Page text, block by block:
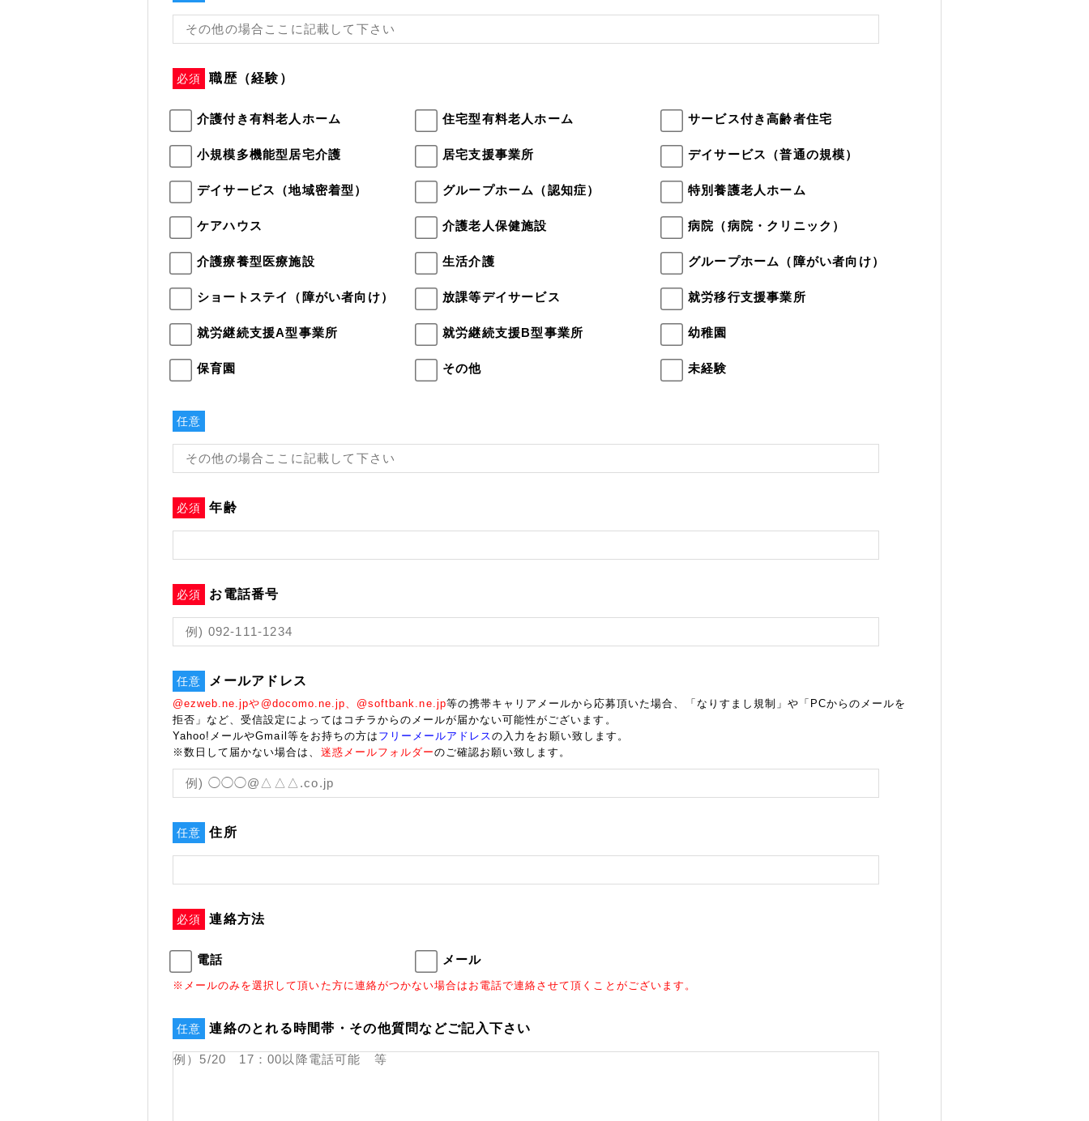
必須 職歴（経験）
介護付き有料老人ホーム 住宅型有料老人ホーム サービス付き高齢者住宅
小規模多機能型居宅介護 居宅支援事業所 デイサービス（普通の規模）
デイサービス（地域密着型） グループホーム（認知症） 特別養護老人ホーム
ケアハウス 介護老人保健施設 病院（病院・クリニック）
介護療養型医療施設 生活介護 グループホーム（障がい者向け）
ショートステイ（障がい者向け） 放課等デイサービス 就労移行支援事業所
就労継続支援A型事業所 就労継続支援B型事業所 幼稚園
保育園 その他 未経験
任意
必須 年齢
必須 お電話番号
任意 メールアドレス
@ezweb.ne.jpや@docomo.ne.jp、@softbank.ne.jp等の携帯キャリアメールから応募頂いた場合、「なりすまし規制」や「PCからのメールを
拒否」など、受信設定によってはコチラからのメールが届かない可能性がございます。
Yahoo!メールやGmail等をお持ちの方は フリーメールアドレスの入力をお願い致します。
※数日して届かない場合は、 迷惑メールフォルダーのご確認お願い致します。
任意 住所
必須 連絡方法
電話 メール
※メールのみを選択して頂いた方に連絡がつかない場合はお電話で連絡させて頂くことがございます。
任意 連絡のとれる時間帯・その他質問などご記入下さい